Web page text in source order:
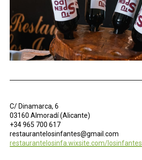
C/ Dinamarca, 6
03160 Almoradí (Alicante)
+34 965 700 617
restaurantelosinfantes@gmail.com
restaurantelosinfa.wixsite.com/losinfantes